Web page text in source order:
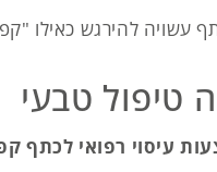
עשויה להירגש כאילו
טיפול טבעי
עיסוי רפואי לכתף